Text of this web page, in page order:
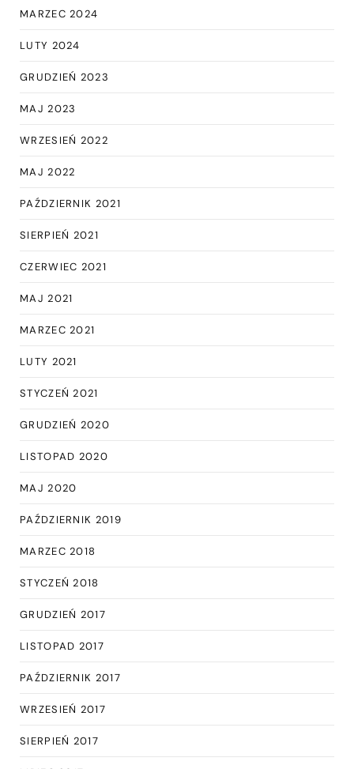
MARZEC 2024
LUTY 2024
GRUDZIEŃ 2023
MAJ 2023
WRZESIEŃ 2022
MAJ 2022
PAŹDZIERNIK 2021
SIERPIEŃ 2021
CZERWIEC 2021
MAJ 2021
MARZEC 2021
LUTY 2021
STYCZEŃ 2021
GRUDZIEŃ 2020
LISTOPAD 2020
MAJ 2020
PAŹDZIERNIK 2019
MARZEC 2018
STYCZEŃ 2018
GRUDZIEŃ 2017
LISTOPAD 2017
PAŹDZIERNIK 2017
WRZESIEŃ 2017
SIERPIEŃ 2017